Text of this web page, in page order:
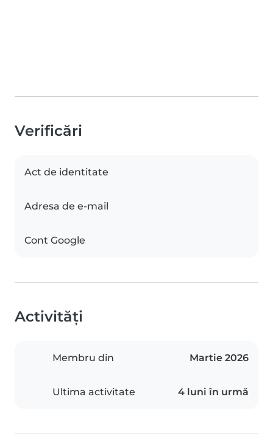
Verificări
Act de identitate
Adresa de e-mail
Cont Google
Activități
Membru din Martie 2026
Ultima activitate 4 luni în urmă